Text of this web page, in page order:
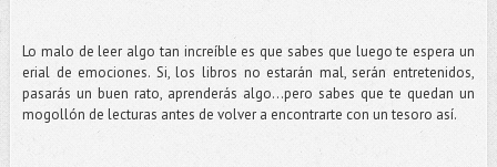
Lo malo de leer algo tan increíble es que sabes que luego te espera un
erial de emociones. Si, los libros no estarán mal, serán entretenidos,
pasarás un buen rato, aprenderás algo…pero sabes que te quedan un
mogollón de lecturas antes de volver a encontrarte con un tesoro así.